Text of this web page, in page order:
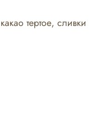
тертое, сливки